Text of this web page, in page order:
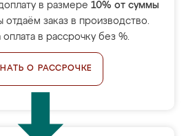
в размере 10% от суммы
отдаём заказ в производство.
в рассрочку без %.
О РАССРОЧКЕ